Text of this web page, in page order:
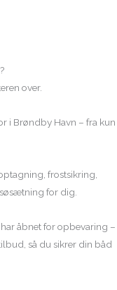
over.
i Brøndby Havn – fra kun
frostsikring,
for dig.
åbnet for opbevaring –
så du sikrer din båd